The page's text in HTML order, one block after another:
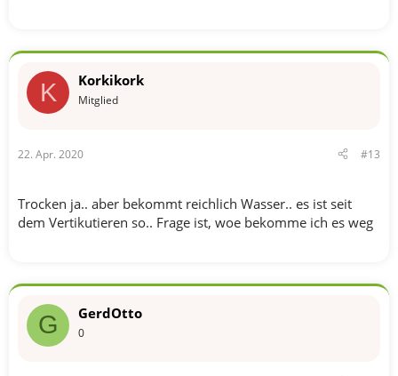
K Korkikork
Mitglied
22. Apr. 2020 #13
Trocken ja.. aber bekommt reichlich Wasser.. es ist seit
dem Vertikutieren so.. Frage ist, woe bekomme ich es weg
G GerdOtto
0